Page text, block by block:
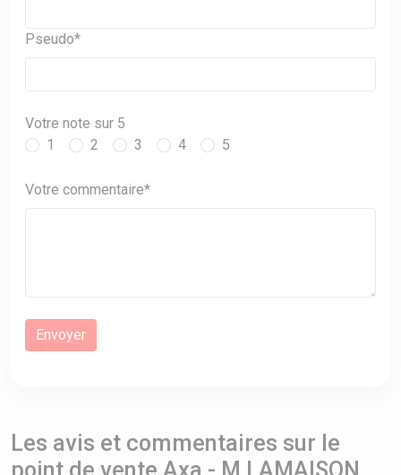
Pseudo*
Votre note sur 5
1
2 3 4 5
Votre commentaire*
Les avis et commentaires sur le